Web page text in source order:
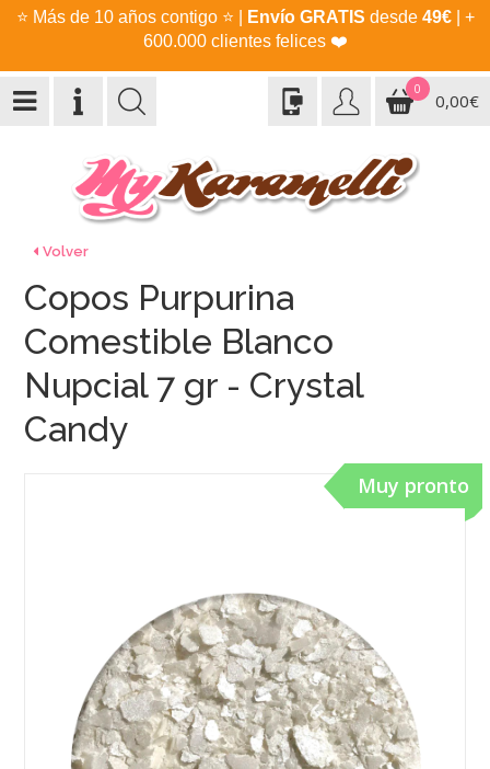
⭐ Más de 10 años contigo ⭐ Envío GRATIS desde 49€| +
600.000 clientes felices ❤️
0
0,00€
Volver
Muy pronto
Copos Purpurina
Comestible Blanco
Nupcial 7 gr - Crystal
Candy